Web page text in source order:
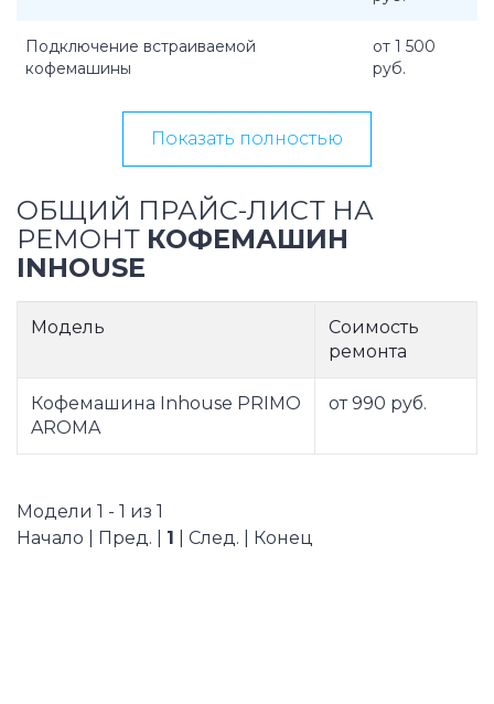
Подключение встраиваемой
кофемашины
от 1 500
руб.
Показать полностью
ОБЩИЙ ПРАЙС-ЛИСТ НА
РЕМОНТ КОФЕМАШИН
INHOUSE
Модель
Соимость
ремонта
Кофемашина Inhouse PRIMO
AROMA
от 990 руб.
Модели 1 - 1 из 1
Начало | Пред. | 1 | След. | Конец